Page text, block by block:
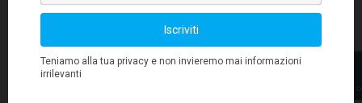
I nostri percorsi a Milano